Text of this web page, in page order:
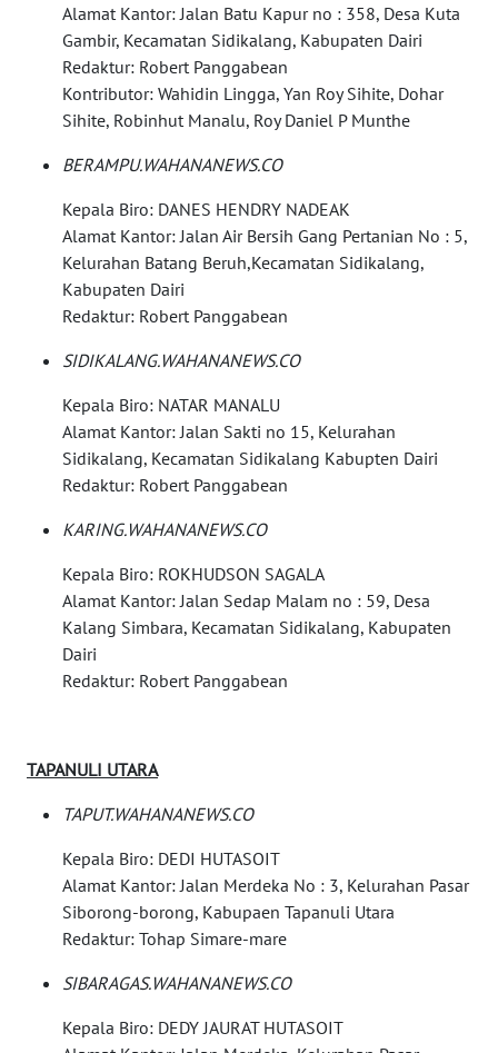
Alamat Kantor: Jalan Batu Kapur no : 358, Desa Kuta
Gambir, Kecamatan Sidikalang, Kabupaten Dairi
Redaktur: Robert Panggabean
Kontributor: Wahidin Lingga, Yan Roy Sihite, Dohar
Sihite, Robinhut Manalu, Roy Daniel P Munthe
BERAMPU.WAHANANEWS.CO
Kepala Biro: DANES HENDRY NADEAK
Alamat Kantor: Jalan Air Bersih Gang Pertanian No : 5,
Kelurahan Batang Beruh,Kecamatan Sidikalang,
Kabupaten Dairi
Redaktur: Robert Panggabean
SIDIKALANG.WAHANANEWS.CO
Kepala Biro: NATAR MANALU
Alamat Kantor: Jalan Sakti no 15, Kelurahan
Sidikalang, Kecamatan Sidikalang Kabupten Dairi
Redaktur: Robert Panggabean
KARING.WAHANANEWS.CO
Kepala Biro: ROKHUDSON SAGALA
Alamat Kantor: Jalan Sedap Malam no : 59, Desa
Kalang Simbara, Kecamatan Sidikalang, Kabupaten
Dairi
Redaktur: Robert Panggabean
TAPANULI UTARA
TAPUT.WAHANANEWS.CO
Kepala Biro: DEDI HUTASOIT
Alamat Kantor: Jalan Merdeka No : 3, Kelurahan Pasar
Siborong-borong, Kabupaen Tapanuli Utara
Redaktur: Tohap Simare-mare
SIBARAGAS.WAHANANEWS.CO
Kepala Biro: DEDY JAURAT HUTASOIT
WN
INDRAMAYU
WN
WN
MAJALENGKA
WN
SUBANG
WN
SUKABUMI
WN
PURWAKARTA
WN
TIMUR
WN
WN
WN
MADURA
WN
SURABAYA